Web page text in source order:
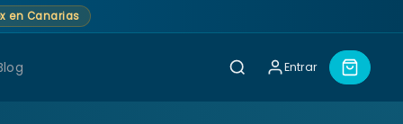
en Canarias
Entrar